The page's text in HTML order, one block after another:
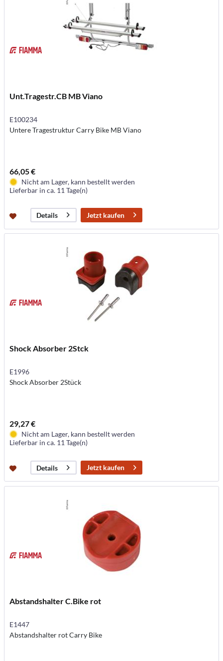
Unt.Tragestr.CB MB Viano
E100234
Untere Tragestruktur Carry Bike MB Viano
66,05 €
Nicht am Lager, kann bestellt werden
Lieferbar in ca. 11 Tage(n)
Details Jetzt kaufen
Shock Absorber 2Stck
E1996
Shock Absorber 2Stück
29,27 €
Nicht am Lager, kann bestellt werden
Lieferbar in ca. 11 Tage(n)
Details Jetzt kaufen
Abstandshalter C.Bike rot
E1447
Abstandshalter rot Carry Bike